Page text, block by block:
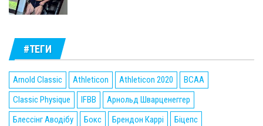
#ТЕГИ
Arnold Classic Athleticon Athleticon 2020
BCAA
Classic Physique
IFBB
Арнольд Шварценеггер
Блессінг Аводібу
Бокс Брендон Каррі
Біцепс